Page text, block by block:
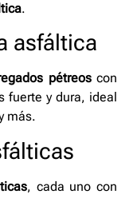
.
asfáltica
pétreoscon
fuerte y dura, ideal
más.
, cada uno con